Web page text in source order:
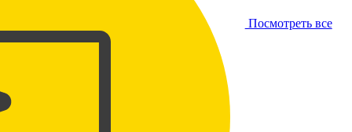
Посмотреть все